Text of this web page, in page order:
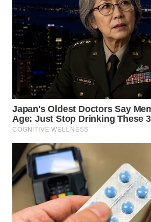
KARO
WN
SIMALUNGUN
WN
LABUHANBATU
WN
TAPANULI
TENGAH
WN DELI
SERDANG
WN
TEBING
TINGGI